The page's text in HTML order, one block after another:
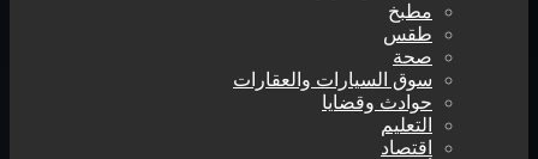
مطبخ
طقس
صحة
سوق السيارات والعقارات
حوادث وقضايا
التعليم
اقتصاد